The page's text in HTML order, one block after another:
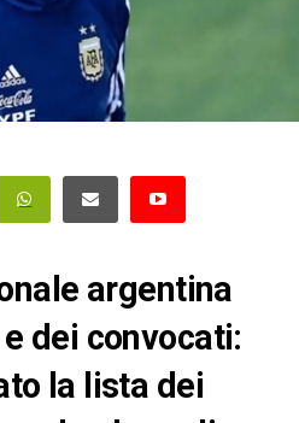
argentina
dei convocati:
la lista dei